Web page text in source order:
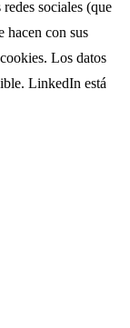
sociales (que
hacen con sus
Los datos
LinkedIn está